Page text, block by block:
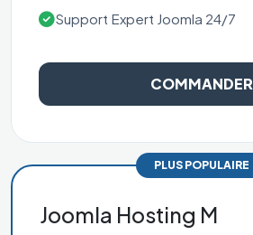
Support Expert Joomla 24/7
COMMANDER
PLUS POPULAIRE
Joomla Hosting M